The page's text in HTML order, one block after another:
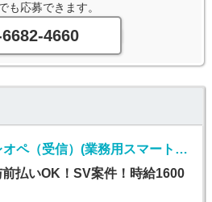
も応募できます。
4660
コールセンター・テレオペ（受信）(業務用スマートフォンに関する紛失等問い合わせ窓口)
前払いOK！SV案件！時給1600